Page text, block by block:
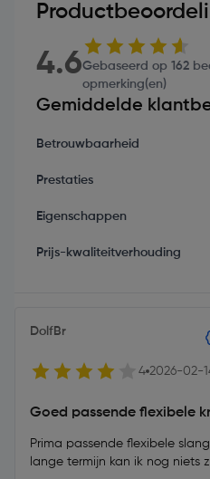
4.6Gebaseerd op 162
opmerking(en)
Gemiddelde
Betrouwbaarheid
Prestaties
Eigenschappen
Prijs-kwaliteitverhouding
DolfBr
4 2026-02-
Goed passende flexibele
Prima passende flexibele
lange termijn kan ik nog niets